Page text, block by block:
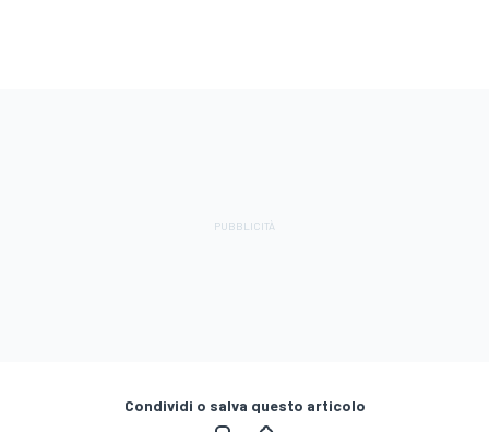
Condividi o salva questo articolo